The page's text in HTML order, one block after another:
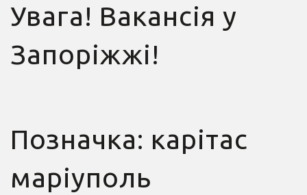
Увага! Вакансія у
Запоріжжі!
Позначка: карітас
маріуполь